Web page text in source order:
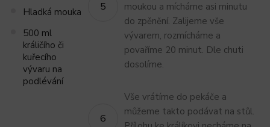
Hladká mouka
500 ml
králičího či
kuřecího
vývaru na
podlévání
moukou a mícháme asi minutu
do zpěnění. Zalijeme vše
vývarem, rozmícháme a
povaříme 20 minut. Dle chuti
dosolíme.
Vše vrátíme do pekáče a
můžeme takto podávat na stůl.